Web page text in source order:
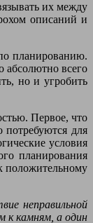
их между
описаний и
планированию.
абсолютно всего
но и угробить
Первое, что
для
условия
планирования
положительному
неправильной
к камням, а один